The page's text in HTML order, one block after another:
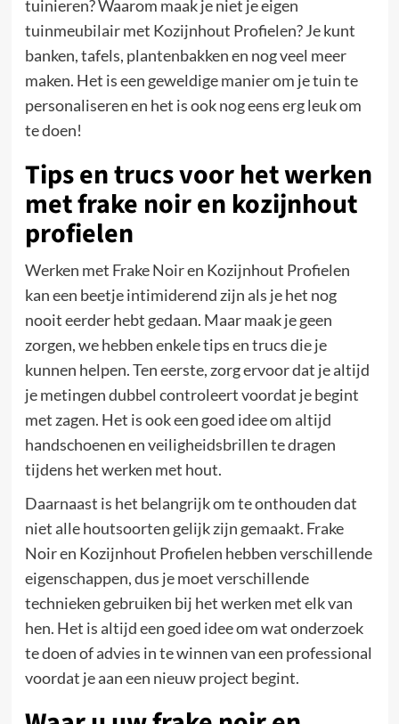
tuinieren? Waarom maak je niet je eigen
tuinmeubilair met Kozijnhout Profielen? Je kunt
banken, tafels, plantenbakken en nog veel meer
maken. Het is een geweldige manier om je tuin te
personaliseren en het is ook nog eens erg leuk om
te doen!
Tips en trucs voor het werken
met frake noir en kozijnhout
profielen
Werken met Frake Noir en Kozijnhout Profielen
kan een beetje intimiderend zijn als je het nog
nooit eerder hebt gedaan. Maar maak je geen
zorgen, we hebben enkele tips en trucs die je
kunnen helpen. Ten eerste, zorg ervoor dat je altijd
je metingen dubbel controleert voordat je begint
met zagen. Het is ook een goed idee om altijd
handschoenen en veiligheidsbrillen te dragen
tijdens het werken met hout.
Daarnaast is het belangrijk om te onthouden dat
niet alle houtsoorten gelijk zijn gemaakt. Frake
Noir en Kozijnhout Profielen hebben verschillende
eigenschappen, dus je moet verschillende
technieken gebruiken bij het werken met elk van
hen. Het is altijd een goed idee om wat onderzoek
te doen of advies in te winnen van een professional
voordat je aan een nieuw project begint.